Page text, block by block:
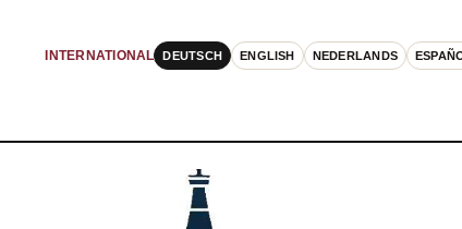
INTERNATIONAL DEUTSCH ENGLISH NEDERLANDS